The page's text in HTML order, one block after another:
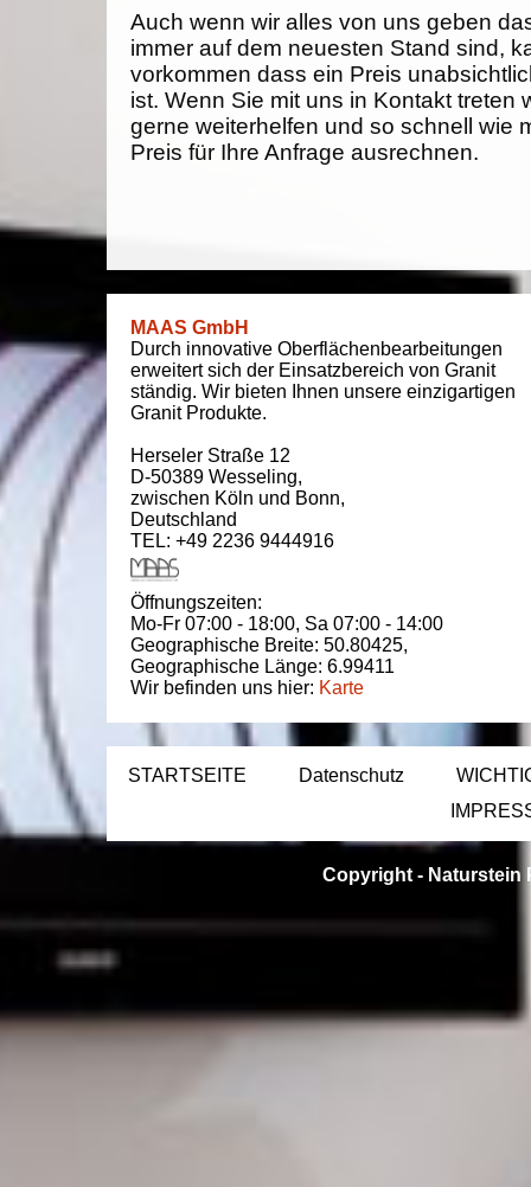
Auch wenn wir alles von uns geben
immer auf dem neuesten Stand sind,
vorkommen dass ein Preis
ist. Wenn Sie mit uns in Kontakt treten
gerne weiterhelfen und so schnell wie
Preis für Ihre Anfrage ausrechnen.
MAAS GmbH
Durch innovative Oberflächenbearbeitungen
erweitert sich der Einsatzbereich von Granit
ständig. Wir bieten Ihnen unsere einzigartigen
Granit Produkte.
Herseler Straße 12
D-50389 Wesseling,
zwischen Köln und Bonn,
Deutschland
TEL: +49 2236 9444916
Öffnungszeiten:
Mo-Fr 07:00 - 18:00, Sa 07:00 - 14:00
Geographische Breite: 50.80425,
Geographische Länge: 6.99411
Wir befinden uns hier: Karte
STARTSEITE Datenschutz
Copyright - Naturstein